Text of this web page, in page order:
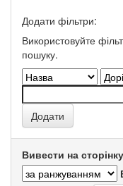
Додати фільтри:
Використовуйте
пошуку.
Вивести на сторінку